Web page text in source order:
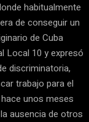
habitualmente
de conseguir un
de Cuba
Local 10 y expresó
discriminatoria,
trabajo para el
unos meses
ausencia de otros